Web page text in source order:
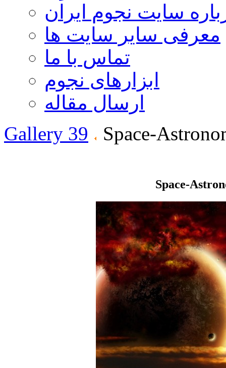
سایت نجوم ایران
معرفی سایر سایت ها
تماس با ما
ابزارهای نجوم
ارسال مقاله
Gallery 39
Space-
Space-